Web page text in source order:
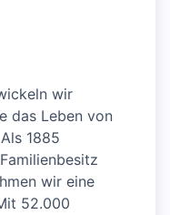
wir
das Leben von
1885
wir eine
52.000